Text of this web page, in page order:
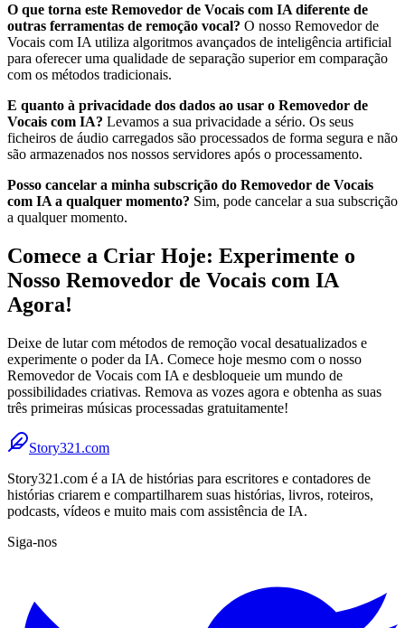
O que torna este Removedor de Vocais com IA diferente de
outras ferramentas de remoção vocal? O nosso Removedor de
Vocais com IA utiliza algoritmos avançados de inteligência artificial
para oferecer uma qualidade de separação superior em comparação
com os métodos tradicionais.
E quanto à privacidade dos dados ao usar o Removedor de
Vocais com IA? Levamos a sua privacidade a sério. Os seus
ficheiros de áudio carregados são processados de forma segura e não
são armazenados nos nossos servidores após o processamento.
Posso cancelar a minha subscrição do Removedor de Vocais
com IA a qualquer momento? Sim, pode cancelar a sua subscrição
a qualquer momento.
Comece a Criar Hoje: Experimente o
Nosso Removedor de Vocais com IA
Agora!
Deixe de lutar com métodos de remoção vocal desatualizados e
experimente o poder da IA. Comece hoje mesmo com o nosso
Removedor de Vocais com IA e desbloqueie um mundo de
possibilidades criativas. Remova as vozes agora e obtenha as suas
três primeiras músicas processadas gratuitamente!
Story321.com
Story321.com é a IA de histórias para escritores e contadores de
histórias criarem e compartilharem suas histórias, livros, roteiros,
podcasts, vídeos e muito mais com assistência de IA.
Siga-nos